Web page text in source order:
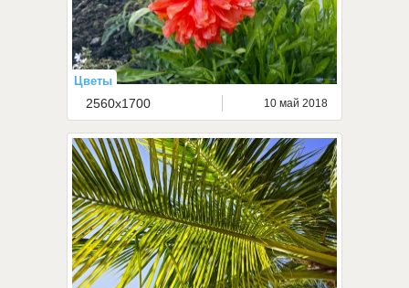
Цветы
2560x1700 10 май 2018